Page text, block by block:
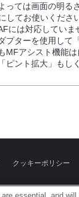
っては画面の明る
してお使いください
には対応していま
プターを使用して
MFアシスト機能
ピント拡大」もし
クッキーポリシー